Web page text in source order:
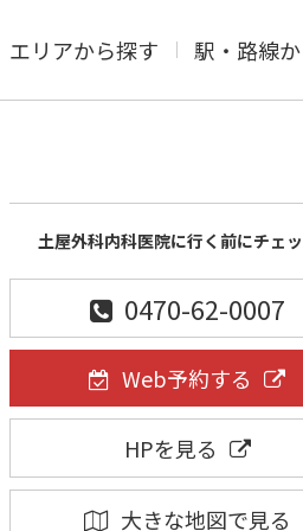
エリアから探す 駅・路線
土屋外科内科医院に行く前にチェッ
0470-62-0007
Web予約する
HPを見る
大きな地図で見る